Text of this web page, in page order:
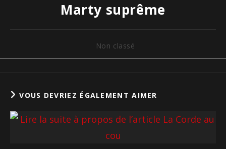
Marty suprême
Non classé
VOUS DEVRIEZ ÉGALEMENT AIMER